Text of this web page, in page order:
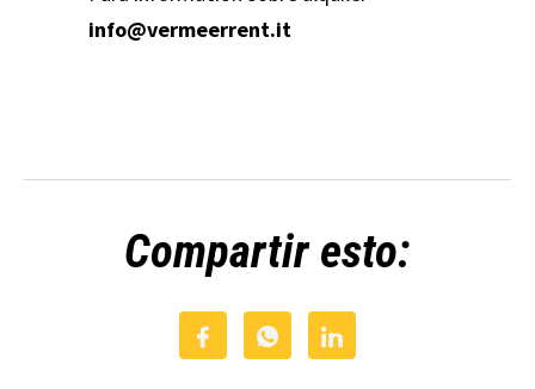
info@vermeerrent.it
Compartir esto: